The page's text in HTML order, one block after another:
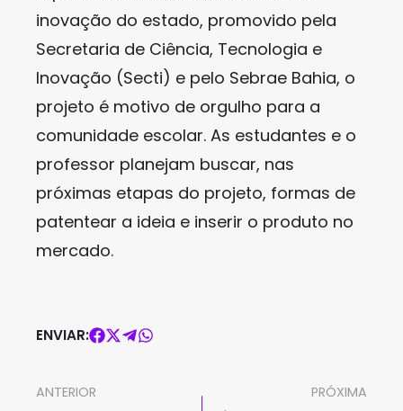
inovação do estado, promovido pela
Secretaria de Ciência, Tecnologia e
Inovação (Secti) e pelo Sebrae Bahia, o
projeto é motivo de orgulho para a
comunidade escolar. As estudantes e o
professor planejam buscar, nas
próximas etapas do projeto, formas de
patentear a ideia e inserir o produto no
mercado.
ENVIAR:
ANTERIOR
PRÓXIMA